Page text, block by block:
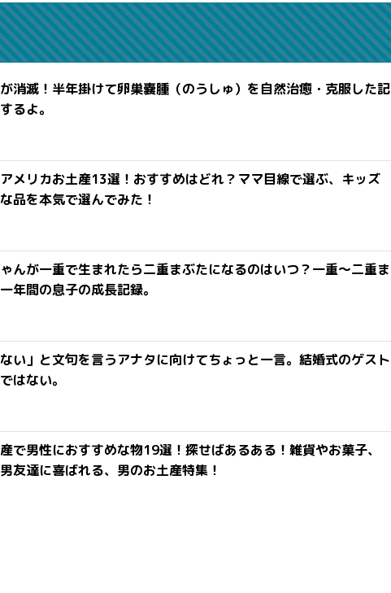
消滅！半年掛けて卵巣嚢腫（のうしゅ）を自然治癒・克服した記
るよ。
メリカお土産13選！おすすめはどれ？ママ目線で選ぶ、キッズ
品を本気で選んでみた！
んが一重で生まれたら二重まぶたになるのはいつ？一重〜二重ま
年間の息子の成長記録。
ない」と文句を言うアナタに向けてちょっと一言。結婚式のゲスト
はない。
で男性におすすめな物19選！探せばあるある！雑貨やお菓子、
友達に喜ばれる、男のお土産特集！